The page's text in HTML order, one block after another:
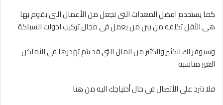
كما يستخدم افضل المعدات التى تجعل من الأعمال التى يقوم بها
هى الأقل تكلفه من بين من يعمل فى مجال تركيب ادوات السباكة
وسيوفر لك الكثير والكثير من المال التى قد يتم تهدرها فى الأماكن
الغير مناسبه
فلا تترد على الأتصال فى حال أحتياجك اليه من هنا